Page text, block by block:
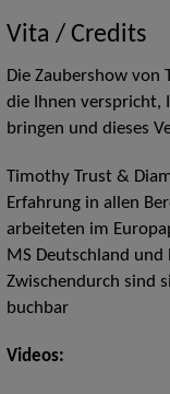
Vita / Credits
Die Zaubershow von
die Ihnen verspricht,
bringen und dieses
Timothy Trust &
Erfahrung in allen
arbeiteten im
MS Deutschland und
Zwischendurch sind
buchbar
Videos: